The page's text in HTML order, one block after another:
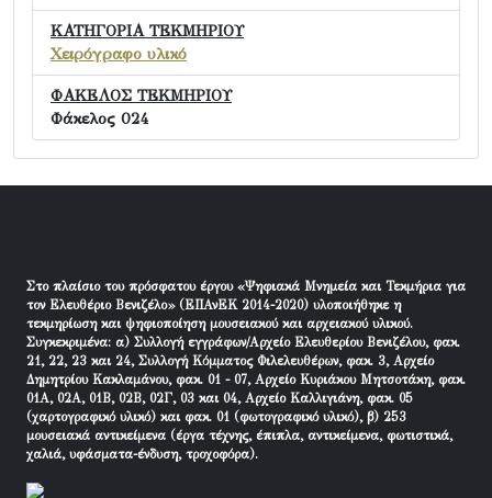
ΚΑΤΗΓΟΡΙΑ ΤΕΚΜΗΡΙΟΥ
Χειρόγραφο υλικό
ΦΑΚΕΛΟΣ ΤΕΚΜΗΡΙΟΥ
Φάκελος 024
Στο πλαίσιο του πρόσφατου έργου «Ψηφιακά Μνημεία και Τεκμήρια για
τον Ελευθέριο Βενιζέλο» (ΕΠΑνΕΚ 2014-2020) υλοποιήθηκε η
τεκμηρίωση και ψηφιοποίηση μουσειακού και αρχειακού υλικού.
Συγκεκριμένα: α) Συλλογή εγγράφων/Αρχείο Ελευθερίου Βενιζέλου, φακ.
21, 22, 23 και 24, Συλλογή Κόμματος Φιλελευθέρων, φακ. 3, Αρχείο
Δημητρίου Κακλαμάνου, φακ. 01 - 07, Αρχείο Κυριάκου Μητσοτάκη, φακ.
01Α, 02Α, 01Β, 02Β, 02Γ, 03 και 04, Αρχείο Καλλιγιάνη, φακ. 05
(χαρτογραφικό υλικό) και φακ. 01 (φωτογραφικό υλικό), β) 253
μουσειακά αντικείμενα (έργα τέχνης, έπιπλα, αντικείμενα, φωτιστικά,
χαλιά, υφάσματα-ένδυση, τροχοφόρα).